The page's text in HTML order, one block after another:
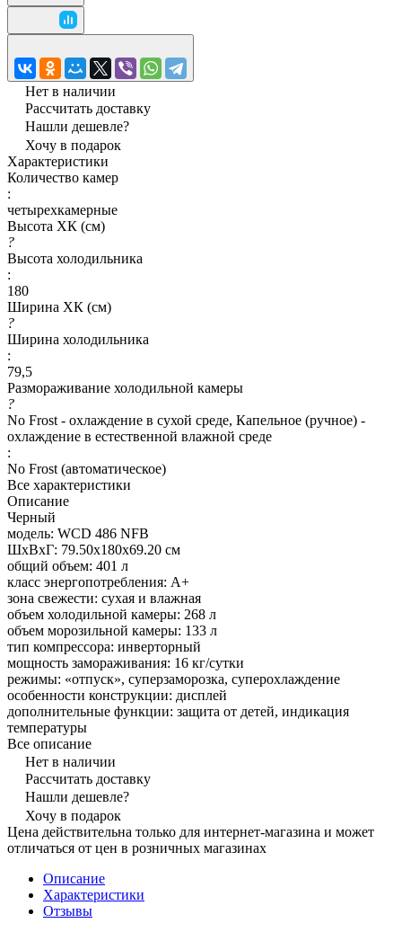
Нет в наличии
Рассчитать доставку
Нашли дешевле?
Хочу в подарок
Характеристики
Количество камер
:
четырехкамерные
Высота ХК (см)
?
Высота холодильника
:
180
Ширина ХК (см)
?
Ширина холодильника
:
79,5
Размораживание холодильной камеры
?
No Frost - охлаждение в сухой среде, Капельное (ручное) -
охлаждение в естественной влажной среде
:
No Frost (автоматическое)
Все характеристики
Описание
Черный
модель: WCD 486 NFB
ШхВхГ: 79.50х180х69.20 см
общий объем: 401 л
класс энергопотребления: A+
зона свежести: сухая и влажная
объем холодильной камеры: 268 л
объем морозильной камеры: 133 л
тип компрессора: инверторный
мощность замораживания: 16 кг/сутки
режимы: «отпуск», суперзаморозка, суперохлаждение
особенности конструкции: дисплей
дополнительные функции: защита от детей, индикация
температуры
Все описание
Нет в наличии
Рассчитать доставку
Нашли дешевле?
Хочу в подарок
Цена действительна только для интернет-магазина и может
отличаться от цен в розничных магазинах
Описание
Характеристики
Отзывы